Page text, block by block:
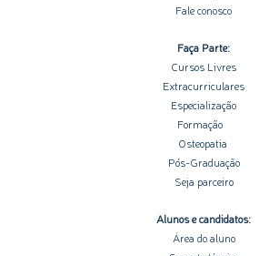
Fale conosco
Faça Parte:
Cursos Livres
Extracurriculares
Especialização
Formação
Osteopatia
Pós-Graduação
Seja parceiro
Alunos e candidatos:
Área do aluno